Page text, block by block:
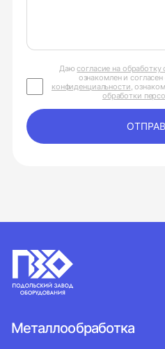
Даюсогласие на
ознакомлен и
конфиденциальности,
обработки
Металлообработка